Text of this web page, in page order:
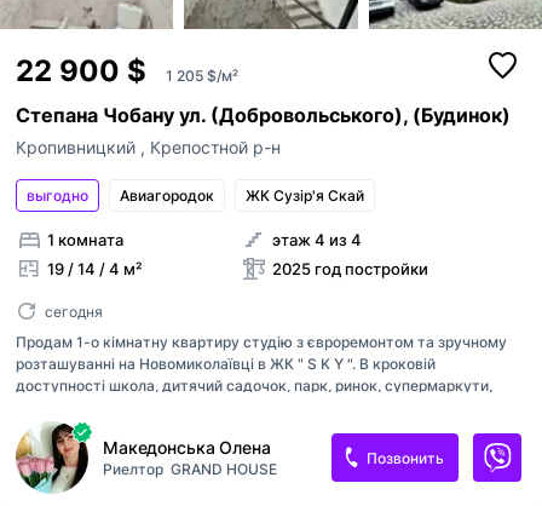
22 900 $ 1 205 $/м²
Степана Чобану ул. (Добровольського), (Будинок)
Кропивницкий , Крепостной р-н
выгодно Авиагородок ЖК Сузір'я Скай
1 комната
19 / 14 / 4 м²
этаж 4 из 4
2025 год постройки
сегодня
Продам 1-о кімнатну квартиру студію з євроремонтом та зручному
розташуванні на Новомиколаївці в ЖК " S K Y ". В кроковій
доступності школа, дитячий садочок, парк, ринок, супермаркути,
продумано до дрібничок: - окрема ізольована територія яка
закриватиметься на електронний замок - облаштований дитячий
майданчик - платний паркінг з можливістю зарядки електромобіля та
паркінг - територія для відпочинку з альтанками та комфортними
Македонська Олена
Риелтор GRAND HOUSE
Позвонить